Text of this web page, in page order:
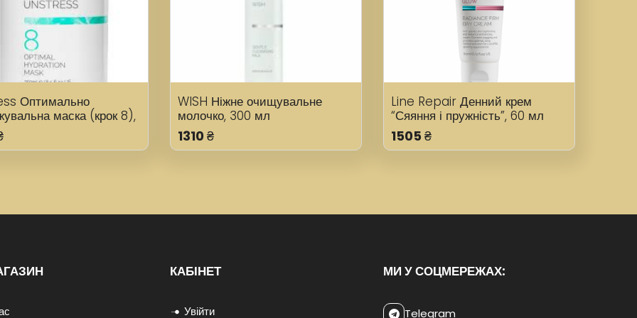
Оптимально
маска (крок 8),
WISH Ніжне очищувальне
молочко, 300 мл
1310 ₴
Line Repair Денний крем
“Сяяння і пружність”, 60 мл
1505 ₴
КАБІНЕТ
Увійти
МИ У СОЦМЕРЕЖАХ:
Telegram